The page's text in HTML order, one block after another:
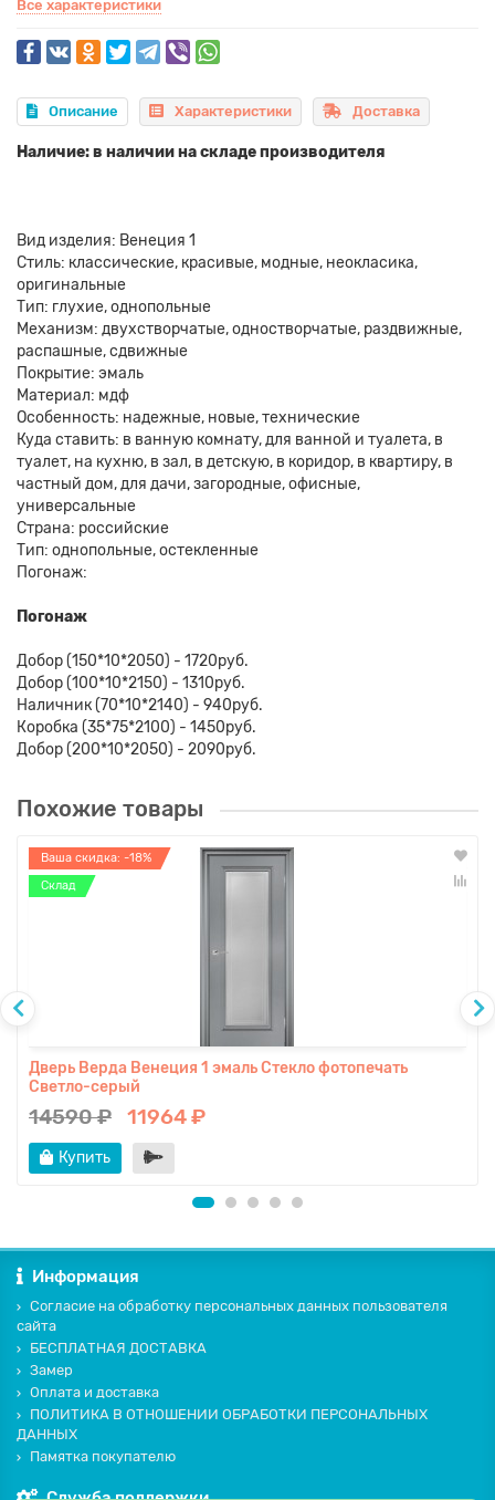
Все характеристики
Описание Характеристики Доставка
Наличие: в наличии на складе производителя
Вид изделия: Венеция 1
Стиль: классические, красивые, модные, неокласика,
оригинальные
Тип: глухие, однопольные
Механизм: двухстворчатые, одностворчатые, раздвижные,
распашные, сдвижные
Покрытие: эмаль
Материал: мдф
Особенность: надежные, новые, технические
Куда ставить: в ванную комнату, для ванной и туалета, в
туалет, на кухню, в зал, в детскую, в коридор, в квартиру, в
частный дом, для дачи, загородные, офисные,
универсальные
Страна: российские
Тип: однопольные, остекленные
Погонаж:
Погонаж
Добор (150*10*2050) - 1720руб.
Добор (100*10*2150) - 1310руб.
Наличник (70*10*2140) - 940руб.
Коробка (35*75*2100) - 1450руб.
Добор (200*10*2050) - 2090руб.
Похожие товары
Ваша скидка: -18%
Склад
Дверь Верда Венеция 1 эмаль Стекло фотопечать
Светло-серый
14590 ₽ 11964 ₽
Купить
Информация
Согласие на обработку персональных данных пользователя
сайта
БЕСПЛАТНАЯ ДОСТАВКА
Замер
Оплата и доставка
ПОЛИТИКА В ОТНОШЕНИИ ОБРАБОТКИ ПЕРСОНАЛЬНЫХ
ДАННЫХ
Памятка покупателю